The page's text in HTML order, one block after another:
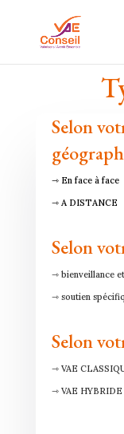
Selon
⇾ En face à face
⇾ A DISTANCE
Selon
⇾ bienveillance
⇾ soutien
Selon
⇾ VAE
⇾ VAE